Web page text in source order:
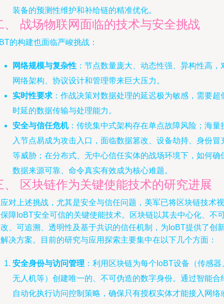
装备的预测性维护和补给链的精准优化。
、 战场物联网面临的技术与安全挑战
的构建也面临严峻挑战：
网络规模与复杂性 ：节点数量庞大、动态性强、异构性高，
网络架构、协议设计和管理带来巨大压力。
实时性要求 ：作战决策对数据处理的延迟极为敏感，需要超
时延的数据传输与处理能力。
安全与信任危机：传统集中式架构存在单点故障风险；海量
入节点易成为攻击入口，面临数据篡改、设备劫持、身份冒
等威胁；在分布式、无中心信任实体的战场环境下，如何确
数据来源可靠、命令真实有效成为核心难题。
、 区块链作为关键使能技术的研究进展
对上述挑战，尤其是安全与信任问题，美军已将区块链技术视
障IoBT安全可信的关键使能技术。区块链以其去中心化、不
、可追溯、透明性及基于共识的信任机制，为IoBT提供了创
决方案。目前的研究与应用探索主要集中在以下几个方面：
安全身份与访问管理 ：利用区块链为每个IoBT设备（传感器
无人机等）创建唯一的、不可伪造的数字身份。通过智能合
自动化执行访问控制策略，确保只有授权实体才能接入网络